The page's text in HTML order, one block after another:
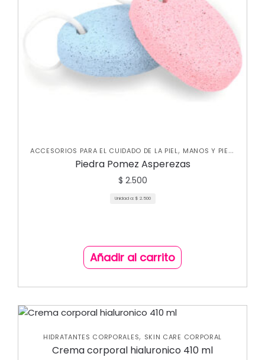
ACCESORIOS PARA EL CUIDADO DE LA PIEL, MANOS Y PIES,
NUEVA COLECCIÓN SKIN CARE CORPORAL
Piedra Pomez Asperezas
$ 2.500
Unidad a: $ 2.500
Añadir al carrito
HIDRATANTES CORPORALES, SKIN CARE CORPORAL
Crema corporal hialuronico 410 ml